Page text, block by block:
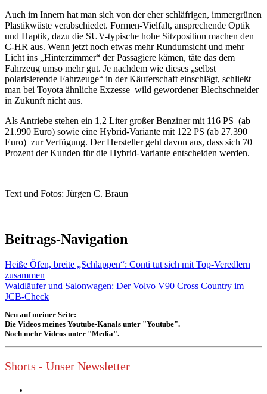
Auch im Innern hat man sich von der eher schläfrigen, immergrünen
Plastikwüste verabschiedet. Formen-Vielfalt, ansprechende Optik
und Haptik, dazu die SUV-typische hohe Sitzposition machen den
C-HR aus. Wenn jetzt noch etwas mehr Rundumsicht und mehr
Licht ins „Hinterzimmer“ der Passagiere kämen, täte das dem
Fahrzeug umso mehr gut. Je nachdem wie dieses „selbst
polarisierende Fahrzeuge“ in der Käuferschaft einschlägt, schließt
man bei Toyota ähnliche Exzesse wild gewordener Blechschneider
in Zukunft nicht aus.
Als Antriebe stehen ein 1,2 Liter großer Benziner mit 116 PS (ab
21.990 Euro) sowie eine Hybrid-Variante mit 122 PS (ab 27.390
Euro) zur Verfügung. Der Hersteller geht davon aus, dass sich 70
Prozent der Kunden für die Hybrid-Variante entscheiden werden.
Text und Fotos: Jürgen C. Braun
Beitrags-Navigation
Heiße Öfen, breite „Schlappen“: Conti tut sich mit Top-Veredlern
zusammen
Waldläufer und Salonwagen: Der Volvo V90 Cross Country im
JCB-Check
Neu auf meiner Seite:
Die Videos meines Youtube-Kanals unter "Youtube".
Noch mehr Videos unter "Media".
Shorts - Unser Newsletter